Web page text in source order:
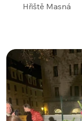
Hřiště Masná